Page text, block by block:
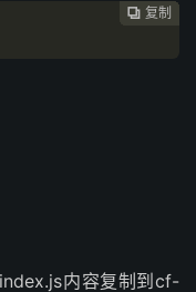
 复制
 复制
 复制
 复制
 复制
 复制
 复制
 复制
 复制
 复制
 复制
 复制
 复制
 复制
内容复制到cf-